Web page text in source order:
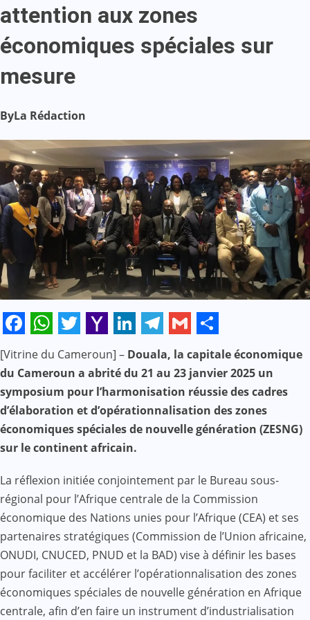
attention aux zones
économiques spéciales sur
mesure
ByLa Rédaction
Facebook
WhatsApp
Twitter
Yahoo
Mail
LinkedIn
Telegram
Gmail
Share
[Vitrine du Cameroun] – Douala, la capitale économique
du Cameroun a abrité du 21 au 23 janvier 2025 un
symposium pour l’harmonisation réussie des cadres
d’élaboration et d’opérationnalisation des zones
économiques spéciales de nouvelle génération (ZESNG)
sur le continent africain.
La réflexion initiée conjointement par le Bureau sous-
régional pour l’Afrique centrale de la Commission
économique des Nations unies pour l’Afrique (CEA) et ses
partenaires stratégiques (Commission de l’Union africaine,
ONUDI, CNUCED, PNUD et la BAD) vise à définir les bases
pour faciliter et accélérer l’opérationnalisation des zones
économiques spéciales de nouvelle génération en Afrique
centrale, afin d’en faire un instrument d’industrialisation